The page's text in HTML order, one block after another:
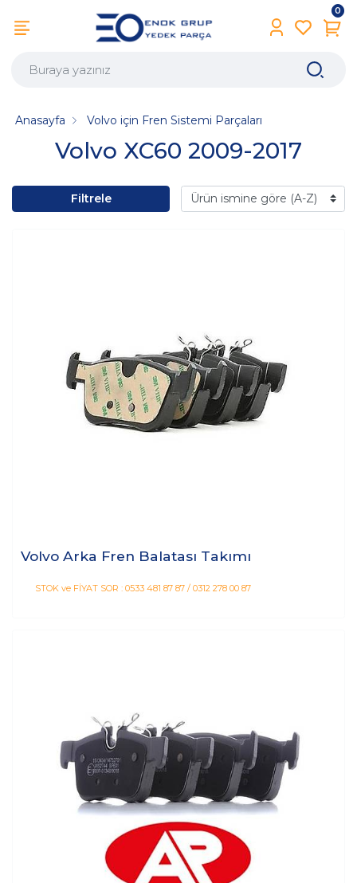
0
Volvo XC60 2009-2017
Anasayfa Volvo için Fren Sistemi Parçaları
Filtrele
Volvo Arka Fren Balatası Takımı
STOK ve FİYAT SOR : 0533 481 87 87 / 0312 278 00 87